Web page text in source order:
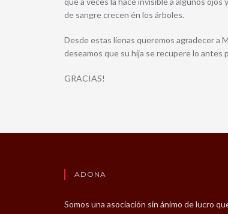
de sangre crecen én los árboles.
Desde estas líenas queremos agradecer a
deseamos que su hija se recupere lo antes
GRACIAS!
ADONA
Somos una asociación sin ánimo de lucro